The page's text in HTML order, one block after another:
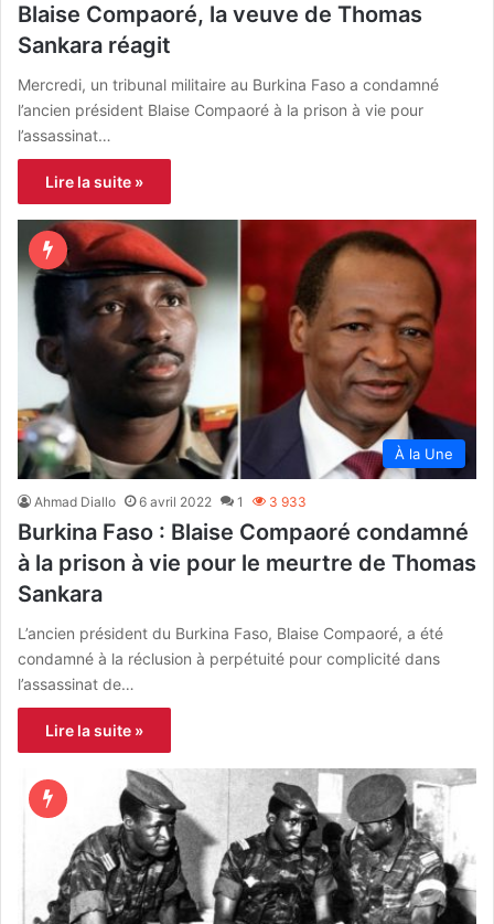
Blaise Compaoré, la veuve de Thomas
Sankara réagit
Mercredi, un tribunal militaire au Burkina Faso a condamné
l’ancien président Blaise Compaoré à la prison à vie pour
l’assassinat…
Lire la suite »
À la Une
Ahmad Diallo 6 avril 2022 1 3 933
Burkina Faso : Blaise Compaoré condamné
à la prison à vie pour le meurtre de Thomas
Sankara
L’ancien président du Burkina Faso, Blaise Compaoré, a été
condamné à la réclusion à perpétuité pour complicité dans
l’assassinat de…
Lire la suite »